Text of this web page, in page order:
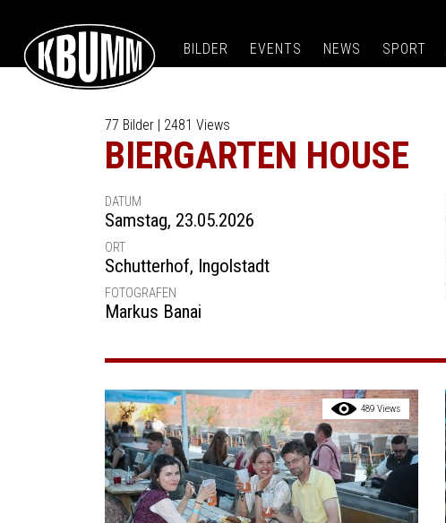
BILDER EVENTS NEWS SPORT
77 Bilder | 2481 Views
BIERGARTEN HOUSE
DATUM
Samstag, 23.05.2026
ORT
Schutterhof, Ingolstadt
FOTOGRAFEN
Markus Banai
489 Views